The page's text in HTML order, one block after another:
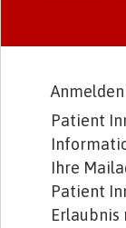
Patient
Ihre
Patient
Erlaubnis